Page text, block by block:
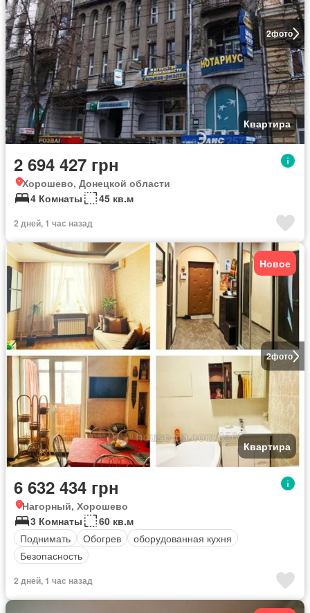
2фото
Квартира
2 694 427 грн
Хорошево, Донецкой области
4 Комнаты
45 кв.м
2 дней, 1 час назад
2фото
Новое
Квартира
6 632 434 грн
Нагорный, Хорошево
3 Комнаты
60 кв.м
Поднимать
Обогрев
оборудованная кухня
Безопасность
2 дней, 1 час назад